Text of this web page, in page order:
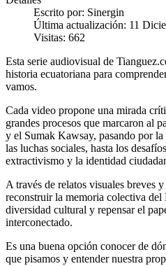
Escrito por: Sinergin
Última actualización: 11
Visitas: 662
Esta serie audiovisual de
historia ecuatoriana para
vamos.
Cada video propone una mirada
grandes procesos que marcaron al
y el Sumak Kawsay, pasando por
las luchas sociales, hasta los
extractivismo y la identidad
A través de relatos visuales breves
reconstruir la memoria colectiva del
diversidad cultural y repensar el
interconectado.
Es una buena opción conocer de
que pisamos y entender nuestra